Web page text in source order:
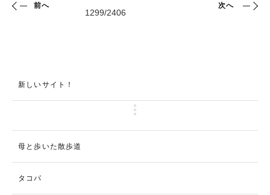
前へ 次へ
新しいサイト！
母と歩いた散歩道
タコパ